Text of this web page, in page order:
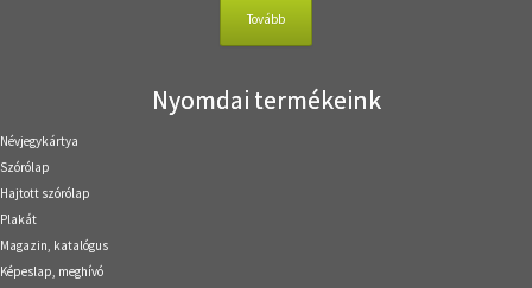
Tovább
Nyomdai termékeink
Névjegykártya
Szórólap
Hajtott szórólap
Plakát
Magazin, katalógus
Képeslap, meghívó